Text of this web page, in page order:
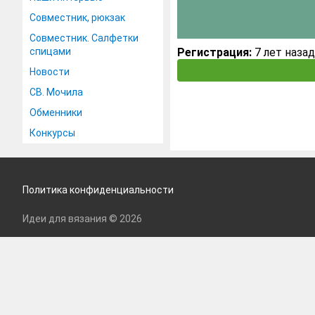
Совместник, рюкзак
Совместник. Салфетки
спицами
Новости
СВ. Мочила
Обменники
Конкурсы
Регистрация: 7 лет назад
Политика конфиденциальности
Идеи для вязания © 2026